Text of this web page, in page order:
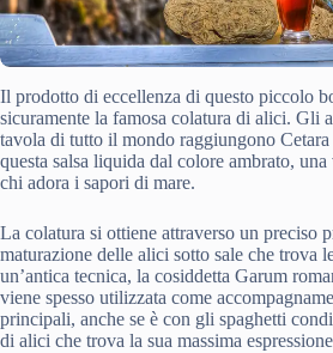
Il prodotto di eccellenza di questo piccolo
sicuramente la famosa colatura di alici. Gli
tavola di tutto il mondo raggiungono Cetara
questa salsa liquida dal colore ambrato,
chi adora i sapori di mare.
La colatura si ottiene attraverso un preciso
maturazione delle alici sotto sale che trova
un’antica tecnica, la cosiddetta Garum
viene spesso utilizzata come
principali, anche se è con gli spaghetti
di alici che trova la sua massima